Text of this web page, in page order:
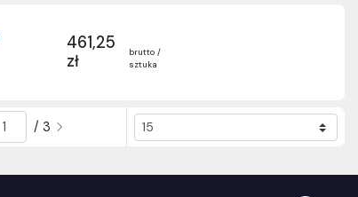
461,25
zł
brutto /
sztuka
/ 3